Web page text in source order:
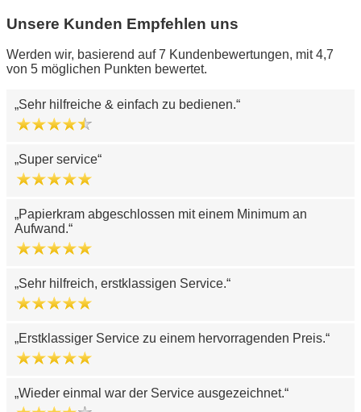
Unsere Kunden Empfehlen uns
Werden wir, basierend auf 7 Kundenbewertungen, mit 4,7
von 5 möglichen Punkten bewertet.
Sehr hilfreiche & einfach zu bedienen.
Super service
Papierkram abgeschlossen mit einem Minimum an
Aufwand.
Sehr hilfreich, erstklassigen Service.
Erstklassiger Service zu einem hervorragenden Preis.
Wieder einmal war der Service ausgezeichnet.